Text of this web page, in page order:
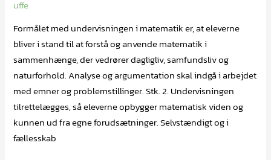
uffe
Formålet med undervisningen i matematik er, at eleverne
bliver i stand til at forstå og anvende matematik i
sammenhænge, der vedrører dagligliv, samfundsliv og
naturforhold. Analyse og argumentation skal indgå i arbejdet
med emner og problemstillinger. Stk. 2. Undervisningen
tilrettelægges, så eleverne opbygger matematisk viden og
kunnen ud fra egne forudsætninger. Selvstændigt og i
fællesskab
12